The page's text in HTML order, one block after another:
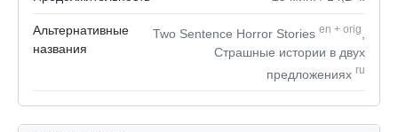
Альтернативные
названия
Two Sentence Horror Stories en + orig
Страшные истории в двух
предложениях ru